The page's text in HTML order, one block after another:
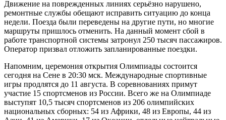
Движение на поврежденных линиях серьёзно нарушено,
ремонтные службы обещают исправить ситуацию до конца
недели. Поезда были переведены на другие пути, но многие
маршруты пришлось отменить. На данный момент сбой в
работе транспортной системы затронул 250 тысяч пассажиров.
Оператор призвал отложить запланированные поездки.
Напомним, церемония открытия Олимпиады состоится
сегодня на Сене в 20:30 мск. Международные спортивные
игры продлятся до 11 августа. В соревнованиях примут
участие 15 спортсменов из России. Всего же на Олимпиаде
выступят 10,5 тысяч спортсменов из 206 олимпийских
национальных сборных: 54 из Африки, 48 из Европы, 44 из